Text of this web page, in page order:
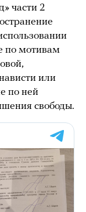
части 2
по мотивам
или
по ней
свободы.